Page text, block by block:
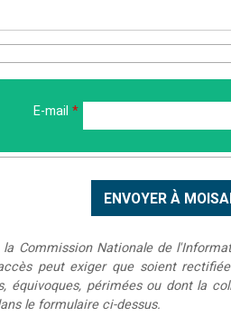
E-mail *
Commission Nationale de
peut exiger que soient
équivoques, périmées ou dont la
le formulaire ci-dessus.